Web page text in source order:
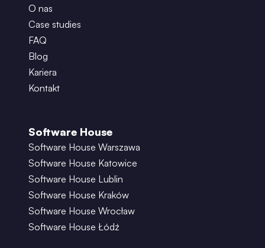
O nas
Case studies
FAQ
Blog
Kariera
Kontakt
Software House
Software House Warszawa
Software House Katowice
Software House Lublin
Software House Kraków
Software House Wrocław
Software House Łódź